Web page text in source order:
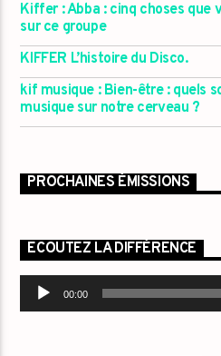
Kiffer : Abba : cinq choses que
sur ce groupe
KIFFER L’histoire du Disco.
kif musique : Bien-être : quels
musique sur notre cerveau ?
PROCHAINES ÉMISSIONS
ECOUTEZ LA DIFFÉRENCE
Lecteur
00:00